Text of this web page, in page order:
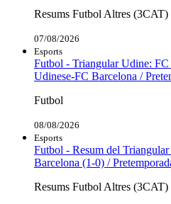
Resums Futbol Altres (3CAT)
07/08/2026
Esports
Futbol - Triangular Udine:
Udinese-FC Barcelona /
Futbol
08/08/2026
Esports
Futbol - Resum del
Barcelona (1-0) /
Resums Futbol Altres (3CAT)